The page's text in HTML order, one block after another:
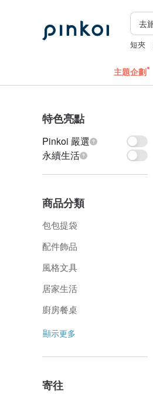
短夾
主題企劃
特色亮點
Pinkoi 嚴選
永續生活
商品分類
包包提袋
配件飾品
風格文具
居家生活
廚房餐桌
顯示更多
寄往